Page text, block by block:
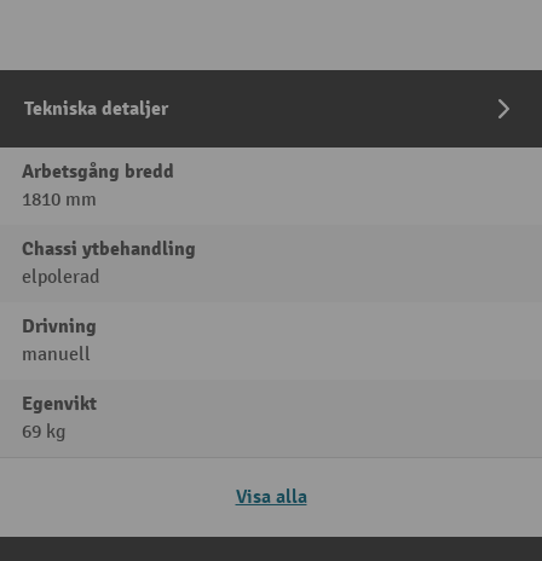
Tekniska detaljer
Arbetsgång bredd
1810 mm
Chassi ytbehandling
elpolerad
Drivning
manuell
Egenvikt
69 kg
Visa alla